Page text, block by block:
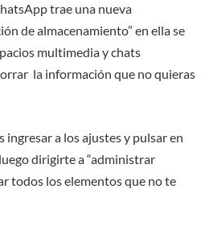
trae una nueva
de almacenamiento” en ella se
multimedia y chats
la información que no quieras
ingresar a los ajustes y pulsar en
dirigirte a “administrar
todos los elementos que no te